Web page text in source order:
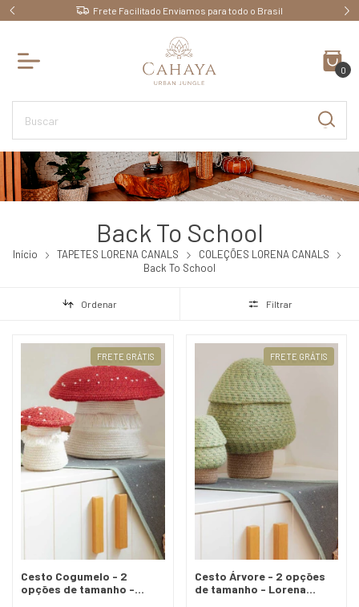
Ganhe 10% OFF pagando no PIX
0
Back To School
Início TAPETES LORENA CANALS
COLEÇÕES LORENA CANALS
Back To School
Ordenar Filtrar
FRETE GRÁTIS
Cesto Cogumelo - 2
opções de tamanho -
FRETE GRÁTIS
Cesto Árvore - 2 opções
de tamanho - Lorena